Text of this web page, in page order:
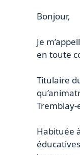
Bonjour,
Je
en toute
Titulaire
Tremblay-
Habituée